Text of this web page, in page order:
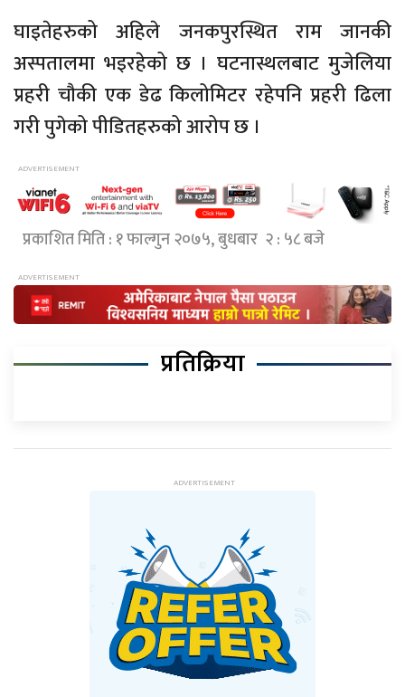
घाइतेहरुको अहिले जनकपुरस्थित राम जानकी
अस्पतालमा भइरहेको छ । घटनास्थलबाट मुजेलिया
प्रहरी चौकी एक डेढ किलोमिटर रहेपनि प्रहरी ढिला
गरी पुगेको पीडितहरुको आरोप छ ।
प्रकाशित मिति : १ फाल्गुन २०७५, बुधबार २ : ५८ बजे
प्रतिक्रिया